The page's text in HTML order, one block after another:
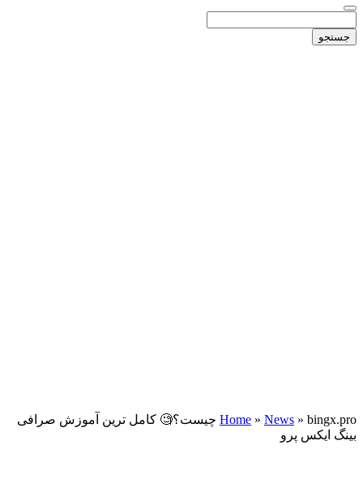
Home » News »
bingx.pro چیست؟🧐 کامل ترین آموزش صرافی
بینگ ایکس پرو